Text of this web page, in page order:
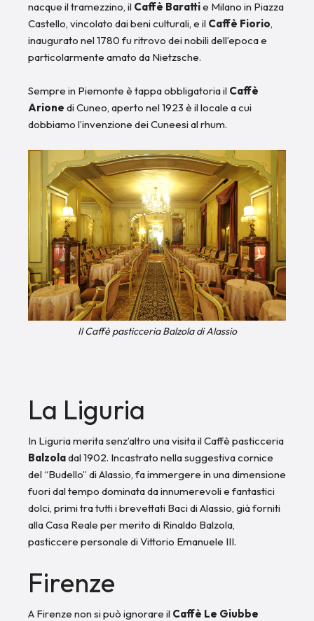
nacque il tramezzino, il Caffè Barattie Milano in Piazza
Castello, vincolato dai beni culturali, e il Caffè Fiorio,
inaugurato nel 1780 fu ritrovo dei nobili dell’epoca e
particolarmente amato da Nietzsche.
Sempre in Piemonte è tappa obbligatoria il Caffè
Arione di Cuneo, aperto nel 1923 è il locale a cui
dobbiamo l’invenzione dei Cuneesi al rhum.
Il Caffè pasticceria Balzola di Alassio
La Liguria
In Liguria merita senz’altro una visita il Caffè pasticceria
Balzoladal 1902. Incastrato nella suggestiva cornice
del “Budello” di Alassio, fa immergere in una dimensione
fuori dal tempo dominata da innumerevoli e fantastici
dolci, primi tra tutti i brevettati Baci di Alassio, già forniti
alla Casa Reale per merito di Rinaldo Balzola,
pasticcere personale di Vittorio Emanuele III.
Firenze
A Firenze non si può ignorare il Caffè Le Giubbe